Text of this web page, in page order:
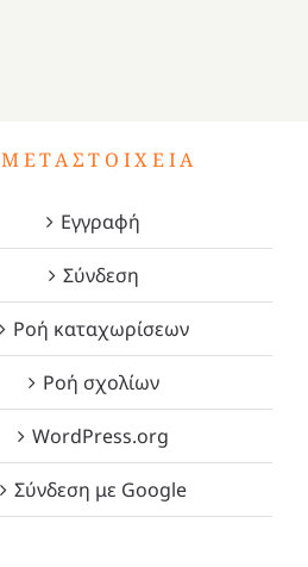
ΜΕΤΑΣΤΟΙΧΕΊΑ
Εγγραφή
Σύνδεση
Ροή καταχωρίσεων
Ροή σχολίων
WordPress.org
Σύνδεση με Google